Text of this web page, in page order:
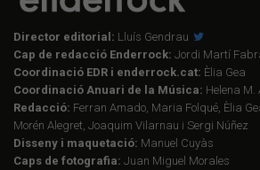
Director editorial: Lluís Gendrau
Cap de redacció Enderrock: Jordi Martí
Coordinació EDR i enderrock.cat: Èlia Gea
Coordinació Anuari de la Música: Helena M.
Redacció: Ferran Amado, Maria Folqué, Èlia
Morén Alegret, Joaquim Vilarnau i Sergi Núñez
Disseny i maquetació: Manuel Cuyàs
Caps de fotografia: Juan Miguel Morales